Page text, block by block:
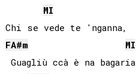
MI
FA#m
MI
Guagliù ccà è na bagaria